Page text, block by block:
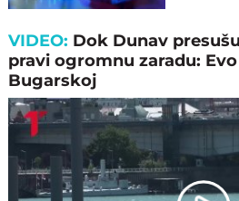
VIDEO: Dok Dunav
pravi ogromnu zaradu:
Bugarskoj